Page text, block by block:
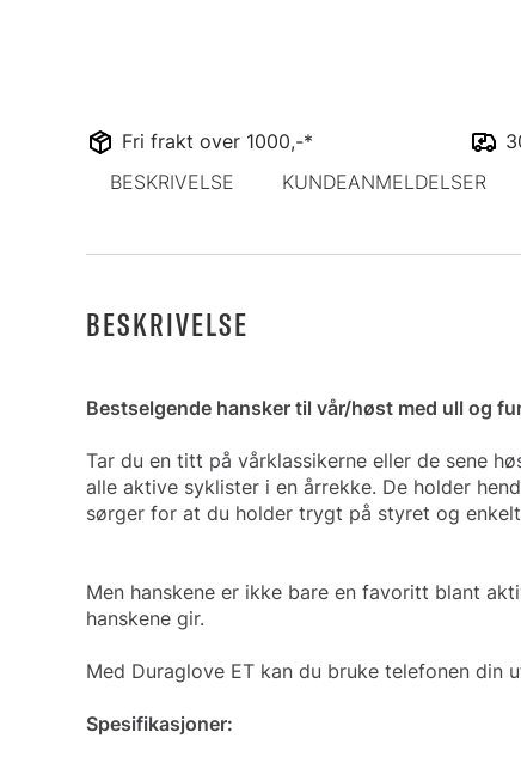
Fri frakt over 1000,-*
BESKRIVELSE
KUNDEANMELDELSER
BESKRIVELSE
Bestselgende hansker til vår/høst med ull og
Tar du en titt på vårklassikerne eller de sene
alle aktive syklister i en årrekke. De holder
sørger for at du holder trygt på styret og
Men hanskene er ikke bare en favoritt blant
hanskene gir.
Med Duraglove ET kan du bruke telefonen
Spesifikasjoner: